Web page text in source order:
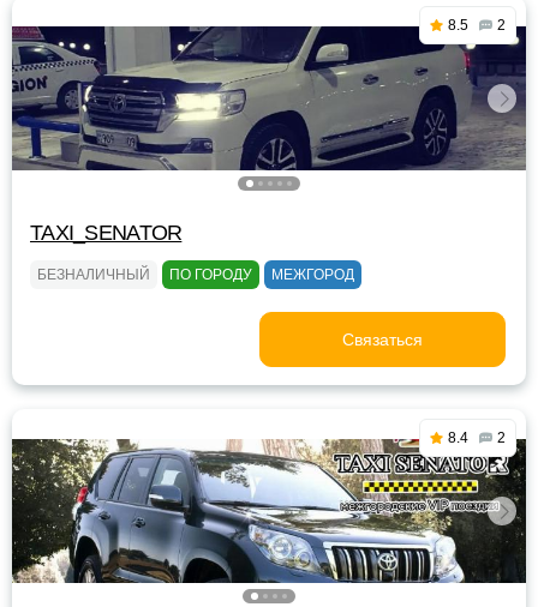
8.5 2
TAXI_SENATOR
БЕЗНАЛИЧНЫЙ ПО ГОРОДУ МЕЖГОРОД
Связаться
8.4 2